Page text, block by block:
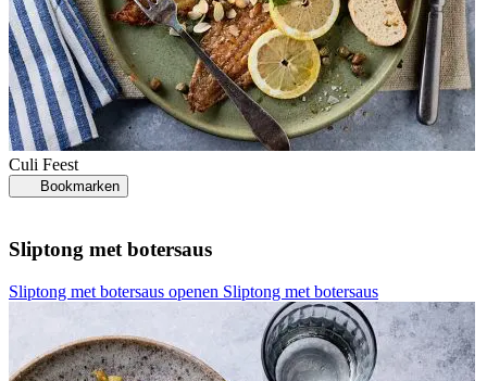
Culi Feest
Bookmarken
Sliptong met botersaus
Sliptong met botersaus openen Sliptong met botersaus